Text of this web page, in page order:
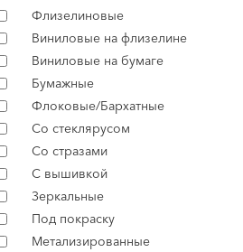
Флизелиновые
Виниловые на флизелине
Виниловые на бумаге
Бумажные
Флоковые/Бархатные
Со стеклярусом
Со стразами
С вышивкой
Зеркальные
Под покраску
Метализированные